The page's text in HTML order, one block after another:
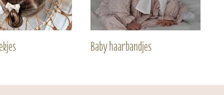
Baby haarbandjes